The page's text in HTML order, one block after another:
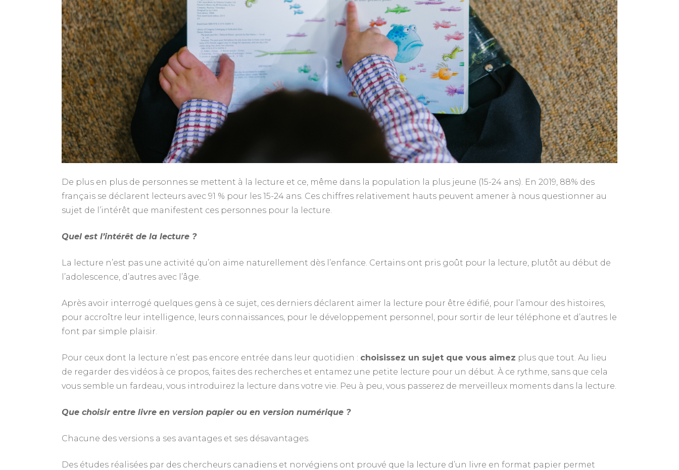
De plus en plus de personnes se mettent à la lecture et ce, même dans la population la plus jeune (15-24 ans). En 2019, 88% des
français se déclarent lecteurs avec 91 % pour les 15-24 ans. Ces chiffres relativement hauts peuvent amener à nous questionner au
sujet de l’intérêt que manifestent ces personnes pour la lecture.
Quel est l’intérêt de la lecture ?
La lecture n’est pas une activité qu’on aime naturellement dès l’enfance. Certains ont pris goût pour la lecture, plutôt au début de
l’adolescence, d’autres avec l’âge.
Après avoir interrogé quelques gens à ce sujet, ces derniers déclarent aimer la lecture pour être édifié, pour l’amour des histoires,
pour accroître leur intelligence, leurs connaissances, pour le développement personnel, pour sortir de leur téléphone et d’autres le
font par simple plaisir.
Pour ceux dont la lecture n’est pas encore entrée dans leur quotidien : choisissez un sujet que vous aimez plus que tout. Au lieu
de regarder des vidéos à ce propos, faites des recherches et entamez une petite lecture pour un début. À ce rythme, sans que cela
vous semble un fardeau, vous introduirez la lecture dans votre vie. Peu à peu, vous passerez de merveilleux moments dans la lecture.
Que choisir entre livre en version papier ou en version numérique ?
Chacune des versions a ses avantages et ses désavantages.
Des études réalisées par des chercheurs canadiens et norvégiens ont prouvé que la lecture d’un livre en format papier permet